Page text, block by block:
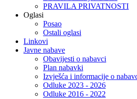
PRAVILA PRIVATNOSTI
Oglasi
Posao
Ostali oglasi
Linkovi
Javne nabave
Obavijesti o nabavci
Plan nabavki
Izvješća i informacije o
Odluke 2023 - 2026
Odluke 2016 - 2022